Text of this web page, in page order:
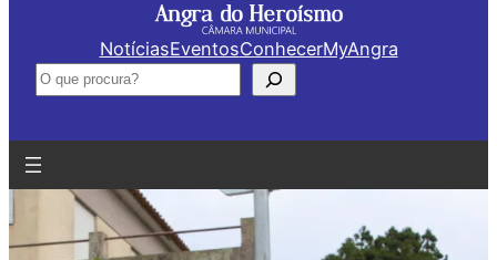
NotíciasEventosConhecerMyAngra
Pesquisar